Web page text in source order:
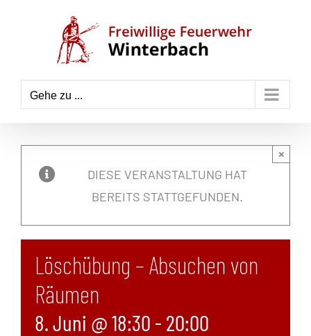
Gehe zu ...
DIESE VERANSTALTUNG HAT
BEREITS STATTGEFUNDEN.
×
Löschübung – Absuchen von
Räumen
8. Juni @ 18:30 - 20:00